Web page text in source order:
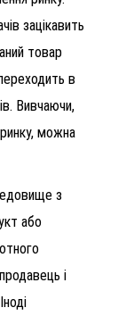
зацікавить
товар
в
Вивчаючи,
можна
з
або
і